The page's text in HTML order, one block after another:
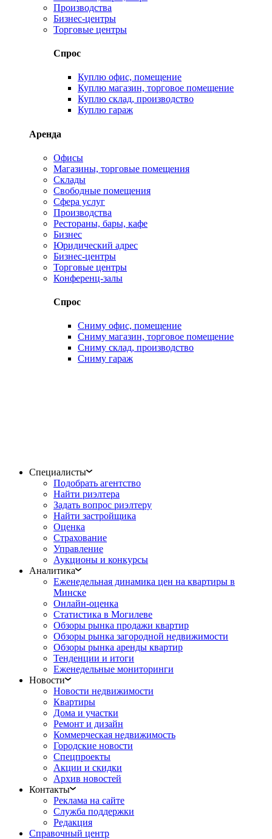
Производства
Бизнес-центры
Торговые центры
Спрос
Куплю офис, помещение
Куплю магазин, торговое помещение
Куплю склад, производство
Куплю гараж
Аренда
Офисы
Магазины, торговые помещения
Склады
Свободные помещения
Сфера услуг
Производства
Рестораны, бары, кафе
Бизнес
Юридический адрес
Бизнес-центры
Торговые центры
Конференц-залы
Спрос
Сниму офис, помещение
Сниму магазин, торговое помещение
Сниму склад, производство
Сниму гараж
Специалисты
Подобрать агентство
Найти риэлтера
Задать вопрос риэлтеру
Найти застройщика
Оценка
Страхование
Управление
Аукционы и конкурсы
Аналитика
Еженедельная динамика цен на квартиры в
Минске
Онлайн-оценка
Статистика в Могилеве
Обзоры рынка продажи квартир
Обзоры рынка загородной недвижимости
Обзоры рынка аренды квартир
Тенденции и итоги
Еженедельные мониторинги
Новости
Новости недвижимости
Квартиры
Дома и участки
Ремонт и дизайн
Коммерческая недвижимость
Городские новости
Спецпроекты
Акции и скидки
Архив новостей
Контакты
Реклама на сайте
Служба поддержки
Редакция
Справочный центр